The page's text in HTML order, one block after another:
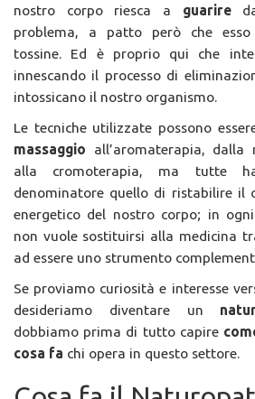
nostro corpo riesca a guarire
problema, a patto però che
tossine. Ed è proprio qui che
innescando il processo di
intossicano il nostro organismo.
Le tecniche utilizzate possono
massaggio all’aromaterapia, dalla
alla cromoterapia, ma tutte
denominatore quello di ristabilire il
energetico del nostro corpo; in
non vuole sostituirsi alla medicina
ad essere uno strumento
Se proviamo curiosità e interesse
desideriamo diventare un
dobbiamo prima di tutto capire
cosa fa chi opera in questo settore.